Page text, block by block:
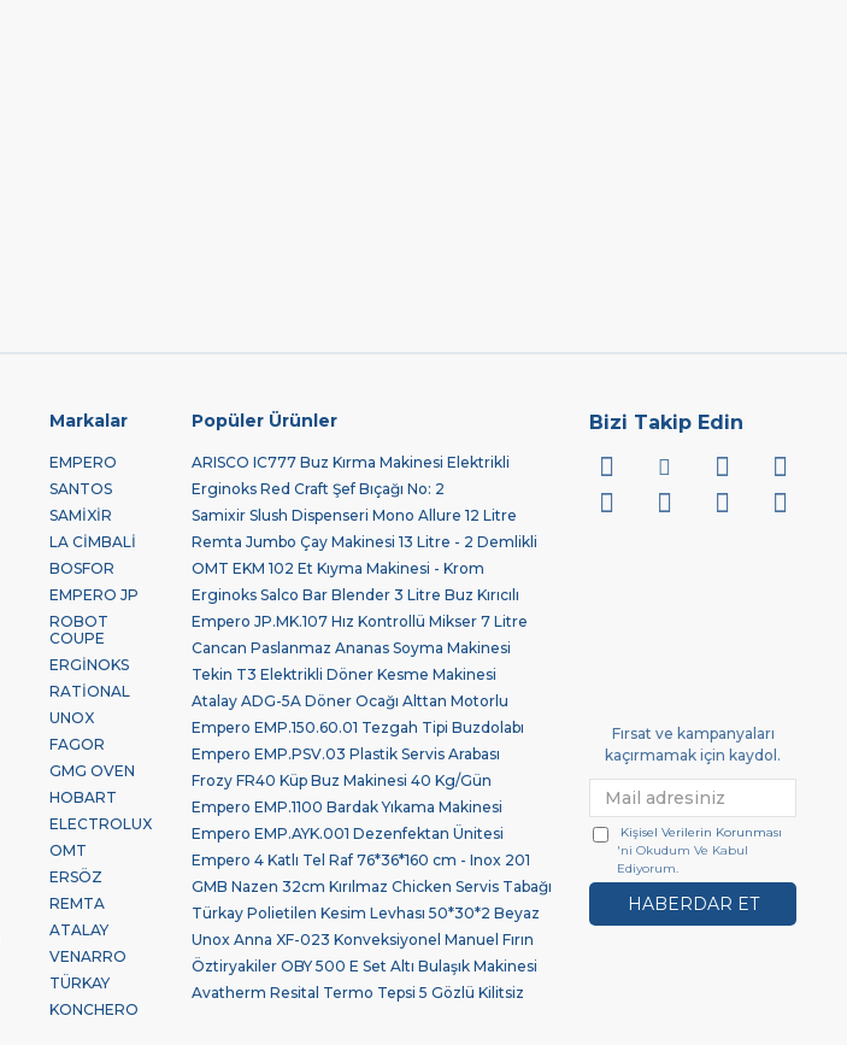
Markalar
EMPERO
SANTOS
SAMİXİR
LA CİMBALİ
BOSFOR
EMPERO JP
ROBOT
COUPE
ERGİNOKS
RATİONAL
UNOX
FAGOR
GMG OVEN
HOBART
ELECTROLUX
OMT
ERSÖZ
REMTA
ATALAY
VENARRO
TÜRKAY
KONCHERO
Popüler Ürünler
ARISCO IC777 Buz Kırma Makinesi Elektrikli
Erginoks Red Craft Şef Bıçağı No: 2
Samixir Slush Dispenseri Mono Allure 12 Litre
Remta Jumbo Çay Makinesi 13 Litre - 2 Demlikli
OMT EKM 102 Et Kıyma Makinesi - Krom
Erginoks Salco Bar Blender 3 Litre Buz Kırıcılı
Empero JP.MK.107 Hız Kontrollü Mikser 7 Litre
Cancan Paslanmaz Ananas Soyma Makinesi
Tekin T3 Elektrikli Döner Kesme Makinesi
Atalay ADG-5A Döner Ocağı Alttan Motorlu
Empero EMP.150.60.01 Tezgah Tipi Buzdolabı
Empero EMP.PSV.03 Plastik Servis Arabası
Frozy FR40 Küp Buz Makinesi 40 Kg/Gün
Empero EMP.1100 Bardak Yıkama Makinesi
Empero EMP.AYK.001 Dezenfektan Ünitesi
Empero 4 Katlı Tel Raf 76*36*160 cm - Inox 201
GMB Nazen 32cm Kırılmaz Chicken Servis Tabağı
Türkay Polietilen Kesim Levhası 50*30*2 Beyaz
Unox Anna XF-023 Konveksiyonel Manuel Fırın
Öztiryakiler OBY 500 E Set Altı Bulaşık Makinesi
Avatherm Resital Termo Tepsi 5 Gözlü Kilitsiz
Bizi Takip Edin
Fırsat ve kampanyaları
kaçırmamak için kaydol.
HABERDAR ET
Kişisel Verilerin Korunması
'ni Okudum Ve Kabul
Ediyorum.